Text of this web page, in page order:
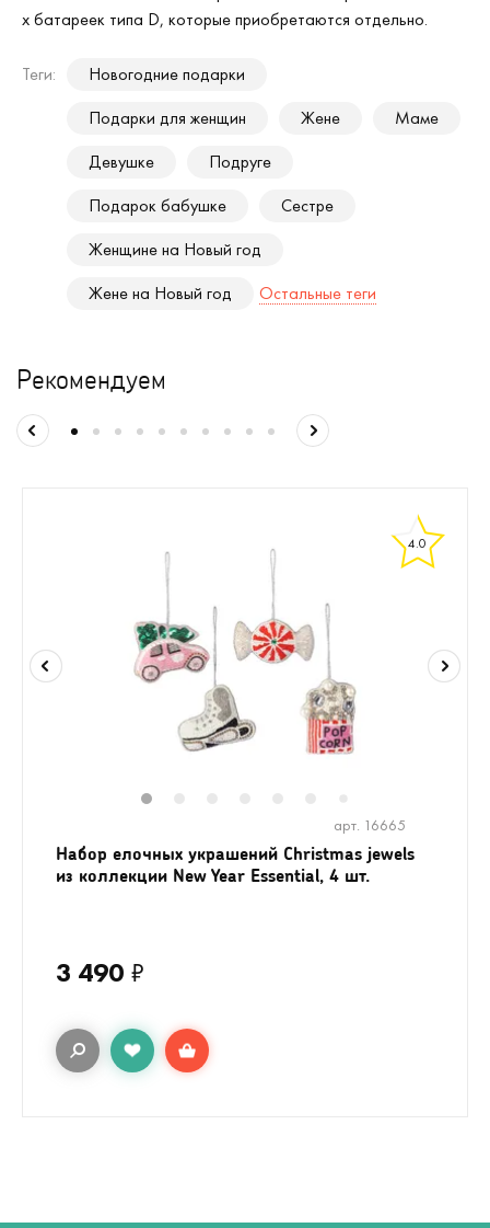
х батареек типа D, которые приобретаются отдельно.
Теги:
Новогодние подарки
Подарки для женщин
Жене
Маме
Девушке
Подруге
Подарок бабушке
Сестре
Женщине на Новый год
Жене на Новый год
Остальные теги
Рекомендуем
4.0
арт. 16665
Набор елочных украшений Christmas jewels
из коллекции New Year Essential, 4 шт.
3 490 ₽